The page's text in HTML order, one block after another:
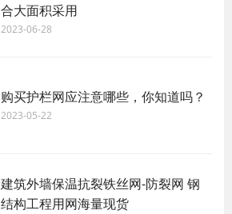
合大面积采用
2023-06-28
购买护栏网应注意哪些，你知道吗？
2023-05-22
建筑外墙保温抗裂铁丝网-防裂网 钢
结构工程用网海量现货